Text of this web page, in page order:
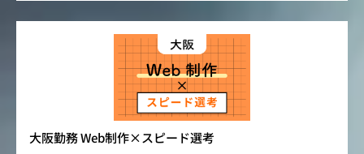
大阪勤務 Web制作×スピード選考